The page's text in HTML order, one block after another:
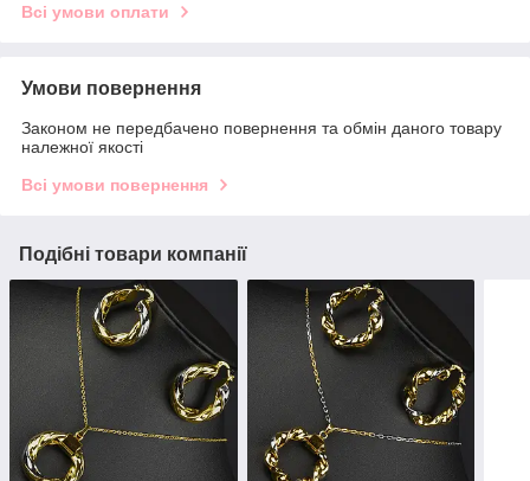
Всі умови оплати
Умови повернення
Законом не передбачено повернення та обмін даного товару
належної якості
Всі умови повернення
Подібні товари компанії